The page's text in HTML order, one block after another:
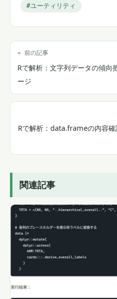
#ユーティリティ
« 前の記事
Rで解析：文字列データの傾
ージ
Rで解析：data.frameの内容
関連記事